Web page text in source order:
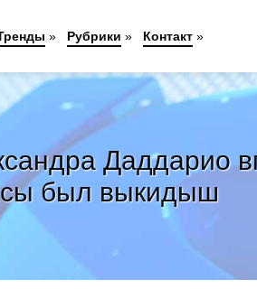
Даддарио
был выкидыш
» Рубрики » Контакт »